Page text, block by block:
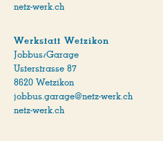
netz-werk.ch
Werkstatt Wetzikon
Jobbus/Garage
Usterstrasse 87
8620 Wetzikon
jobbus.garage@netz-werk.ch
netz-werk.ch